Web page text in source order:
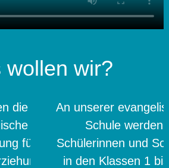
wollen wir?
die
für die
im
An unserer
Schule werden
Schülerinnen und
in den Klassen 1